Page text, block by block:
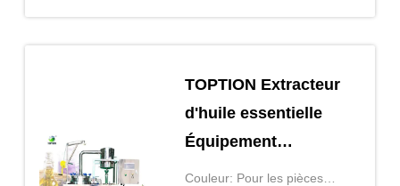
TOPTION Extracteur
d'huile essentielle
Équipement
d'extraction
Couleur: Pour les pièces